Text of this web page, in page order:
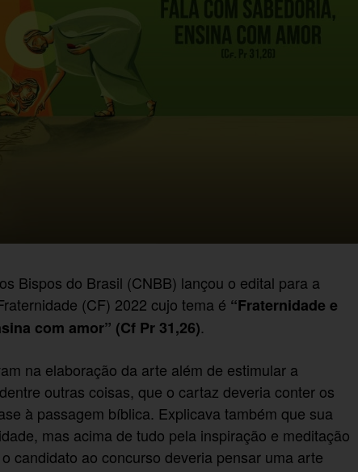
Bispos do Brasil (CNBB) lançou o edital para a
(CF) 2022 cujo tema é “Fraternidade e
com amor” (Cf Pr 31,26).
na elaboração da arte além de estimular a
outras coisas, que o cartaz deveria conter os
à passagem bíblica. Explicava também que sua
mas acima de tudo pela inspiração e meditação
candidato ao concurso deveria pensar uma arte